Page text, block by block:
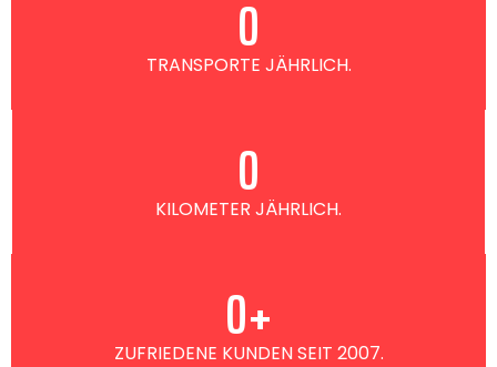
TRANSPORTE JÄHRLICH.
0
KILOMETER JÄHRLICH.
0
ZUFRIEDENE KUNDEN SEIT 2007.
0+